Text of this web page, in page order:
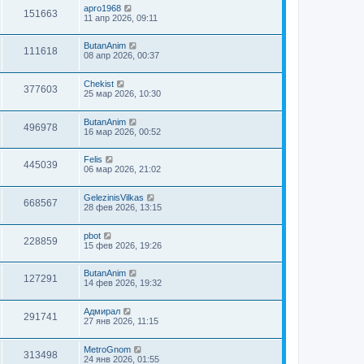
151663
apro1968
11 апр 2026, 09:11
111618
ButanAnim
08 апр 2026, 00:37
377603
Chekist
25 мар 2026, 10:30
496978
ButanAnim
16 мар 2026, 00:52
445039
Felis
06 мар 2026, 21:02
668567
GelezinisVilkas
28 фев 2026, 13:15
228859
pbot
15 фев 2026, 19:26
127291
ButanAnim
14 фев 2026, 19:32
291741
Адмирал
27 янв 2026, 11:15
313498
MetroGnom
24 янв 2026, 01:55